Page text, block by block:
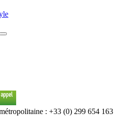
: +33 (0) 299 654 163